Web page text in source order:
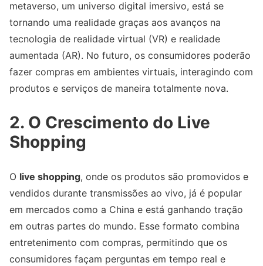
metaverso, um universo digital imersivo, está se
tornando uma realidade graças aos avanços na
tecnologia de realidade virtual (VR) e realidade
aumentada (AR). No futuro, os consumidores poderão
fazer compras em ambientes virtuais, interagindo com
produtos e serviços de maneira totalmente nova.
2. O Crescimento do Live
Shopping
O live shopping, onde os produtos são promovidos e
vendidos durante transmissões ao vivo, já é popular
em mercados como a China e está ganhando tração
em outras partes do mundo. Esse formato combina
entretenimento com compras, permitindo que os
consumidores façam perguntas em tempo real e